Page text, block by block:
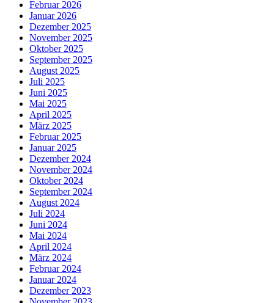
Februar 2026
Januar 2026
Dezember 2025
November 2025
Oktober 2025
September 2025
August 2025
Juli 2025
Juni 2025
Mai 2025
April 2025
März 2025
Februar 2025
Januar 2025
Dezember 2024
November 2024
Oktober 2024
September 2024
August 2024
Juli 2024
Juni 2024
Mai 2024
April 2024
März 2024
Februar 2024
Januar 2024
Dezember 2023